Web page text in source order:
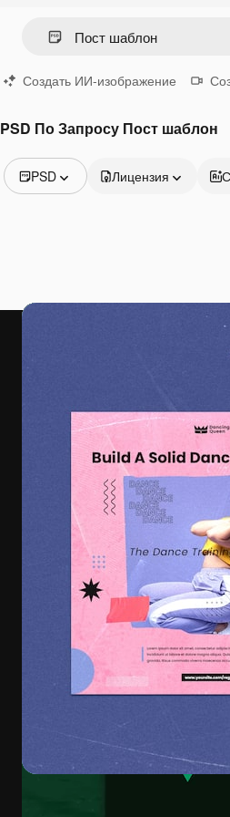
Создать ИИ-изображение
PSD По Запросу Пост шаблон
PSD
Видео
Лицензия
Креативная
ваших лучших работ.
подписчиков среди
предприятий, агентств
Pусский